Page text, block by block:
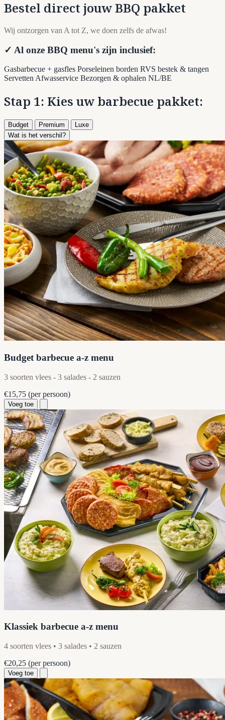
Bestel direct jouw BBQ pakket
Wij ontzorgen van A tot Z, we doen zelfs de afwas!
✓ Al onze BBQ menu's zijn inclusief:
Gasbarbecue + gasfles Porseleinen borden RVS bestek & tangen
Servetten Afwasservice Bezorgen & ophalen NL/BE
Stap 1: Kies uw barbecue pakket:
Budget Premium
Luxe
Wat is het verschil?
Budget barbecue a-z menu
3 soorten vlees - 3 salades - 2 sauzen
€15,75 (per persoon)
Voeg toe
Klassiek barbecue a-z menu
4 soorten vlees • 3 salades • 2 sauzen
€20,25 (per persoon)
Voeg toe